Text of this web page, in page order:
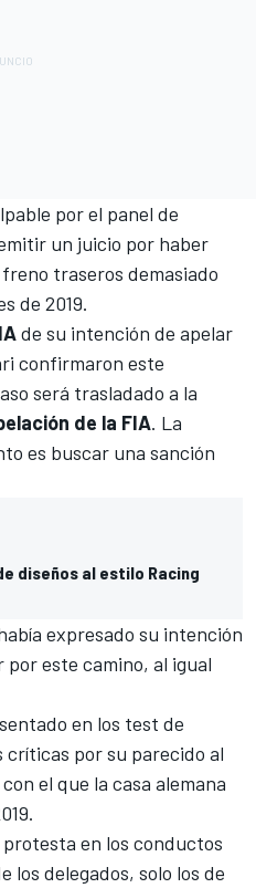
por el panel de
un juicio por haber
traseros demasiado
de 2019.
de su intención de apelar
confirmaron este
será trasladado a la
de la FIA. La
es buscar una sanción
diseños al estilo Racing
expresado su intención
por este camino, al igual
en los test de
por su parecido al
el que la casa alemana
en los conductos
los delegados, solo los de